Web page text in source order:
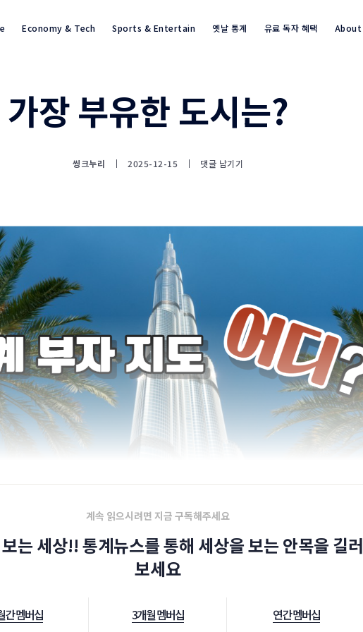
Economy & Tech Sports & Entertain 옛날 통계 유료 독자 혜택 About
통계뉴스(www.statnews.net) 검색
장 부유한 도시는?
씽크누리 2025-12-15 댓글 남기기
계속 읽으시려면 지금 구독해주세요
는 세상!! 통계뉴스를 통해 세상을 보는 안목을 길러
보세요
간 멤버십 3개월 멤버십 연간 멤버십